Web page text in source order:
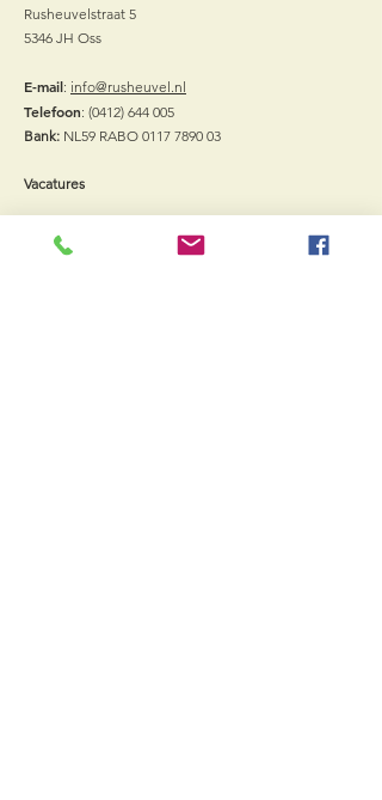
Rusheuvelstraat 5
5346 JH Oss
E-mail: info@rusheuvel.nl
Telefoon: (0412) 644 005
Bank: NL59 RABO 0117 7890 03
Vacatures